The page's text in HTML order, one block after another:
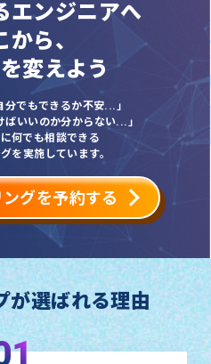
エンジニアへ
ら、
変えよう
分でもできるか不安...」
ばいいのか分からない...」
何でも相談できる
を実施しています。
グを予約する
が選ばれる理由